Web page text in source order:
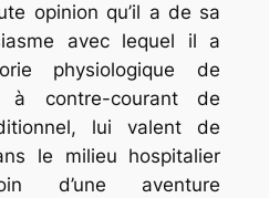
opinion qu’il a de sa
avec lequel il a
physiologique de
à contre-courant de
lui valent de
le milieu hospitalier
d’une aventure